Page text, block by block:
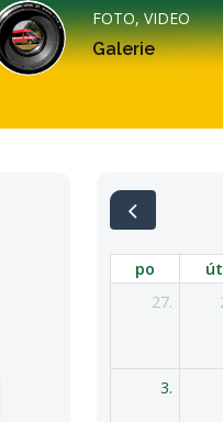
FOTO, VIDEO
Galerie
po út
27.
3.